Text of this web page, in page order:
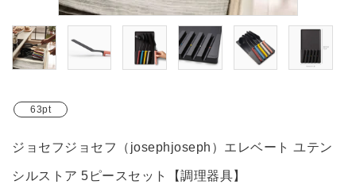
63pt
ジョセフジョセフ（josephjoseph）エレベート ユテン
シルストア 5ピースセット【調理器具】